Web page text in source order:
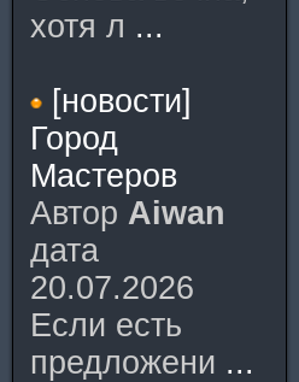
хотя л ...
[новости]
Город
Мастеров
Автор Aiwan
дата
20.07.2026
Если есть
предложени ...